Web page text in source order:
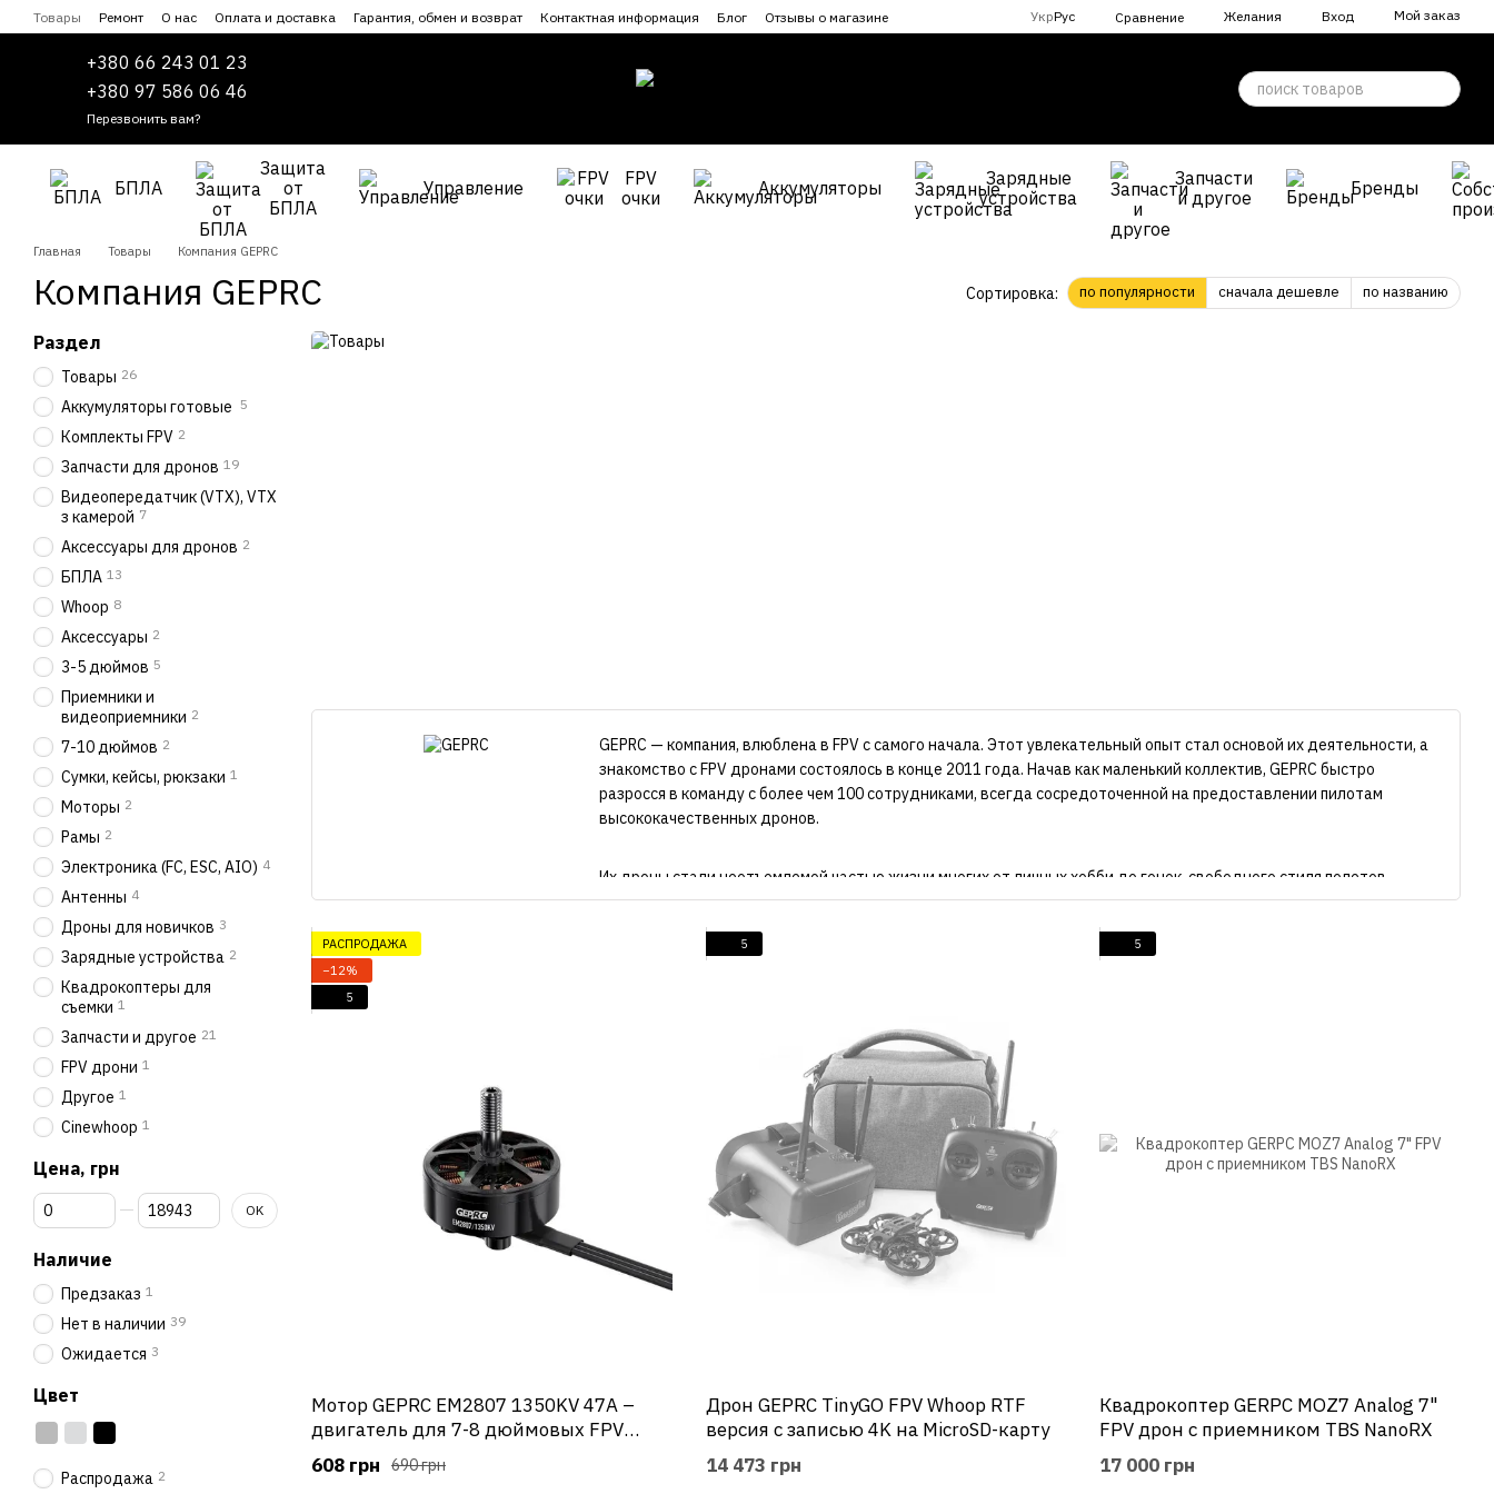
Перейти к основному контенту
Товары Ремонт О нас Оплата и доставка Гарантия, обмен и возврат Контактная информация Блог
Отзывы о магазине
Сотрудничество
Пользовательское соглашение
УкрРус Сравнение Желания Вход Мой заказ
+380 66 243 01 23
+380 97 586 06 46
Перезвонить вам?
БПЛА
Защита
от
БПЛА
Управление
FPV
очки
Аккумуляторы
Зарядные
устройства
Запчасти
и другое
Бренды
Главная Товары Компания GEPRC
Компания GEPRC Сортировка: по популярности сначала дешевле по названию
GEPRC — компания, влюблена в FPV с самого начала. Этот увлекательный опыт стал основой их деятельности, а
знакомство с FPV дронами состоялось в конце 2011 года. Начав как маленький коллектив, GEPRC быстро
разросся в команду с более чем 100 сотрудниками, всегда сосредоточенной на предоставлении пилотам
высококачественных дронов.
Их дроны стали неотъемлемой частью жизни многих от личных хобби до гонок, свободного стиля полетов,
кинематографических съемок и даже коммерческих потребностей. GEPRC верит в яркое будущее для индустрии
FPV и работает для обеспечения доступности и качества продуктов для новых поколений FPV пилотов.
полетов благодаря своим продуктам.
Компания планирует революционизировать индустрию FPV, развивая новые продукты с использованием
передовых технологий. Изменения в рамах, моторах, VTX и системах управления полетом, делающие их более
легкими, эффективными и интеллектуальными, являются их перспективой будущего.
GEPRC верит в успех индустрии FPV и будет пристально наблюдать за грядущими изменениями, готовыми
внедрять инновации, которые улучшат опыт полетов и позволят большему числу людей погрузиться в
увлекательный мир FPV.
РАСПРОДАЖА
−12%
5
Мотор GEPRC EM2807 1350KV 47A –
двигатель для 7-8 дюймовых FPV
дронов
690 грн
608 грн
5
Дрон GEPRC TinyGO FPV Whoop RTF
версия с записью 4K на MicroSD-карту
14 473 грн
5
Квадрокоптер GERPC MOZ7 Analog 7"
FPV дрон c приемником TBS NanoRX
17 000 грн
Раздел
Товары 26
Аккумуляторы готовые 5
Комплекты FPV 2
Запчасти для дронов 19
Видеопередатчик (VTX), VTX
з камерой 7
Аксессуары для дронов 2
БПЛА 13
Whoop 8
Аксессуары 2
3-5 дюймов 5
Приемники и
видеоприемники 2
7-10 дюймов 2
Сумки, кейсы, рюкзаки 1
Моторы 2
Рамы 2
Электроника (FC, ESC, AIO) 4
Антенны 4
Дроны для новичков 3
Зарядные устройства 2
Квадрокоптеры для
съемки 1
Запчасти и другое 21
FPV дрони 1
Другое 1
Cinewhoop 1
Цена, грн
От Цена, грн
До Цена, грн OK
Наличие
Предзаказ 1
Нет в наличии 39
Ожидается 3
Цвет
Распродажа 2